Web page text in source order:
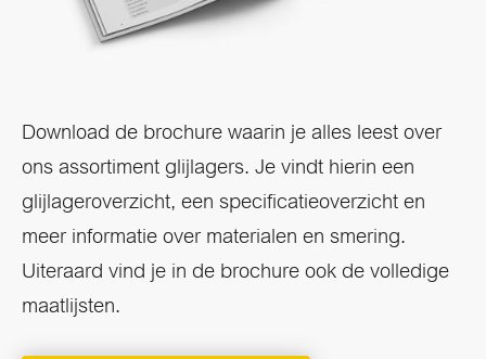
Download de brochure waarin je alles leest over
ons assortiment glijlagers. Je vindt hierin een
glijlageroverzicht, een specificatieoverzicht en
meer informatie over materialen en smering.
Uiteraard vind je in de brochure ook de volledige
maatlijsten.